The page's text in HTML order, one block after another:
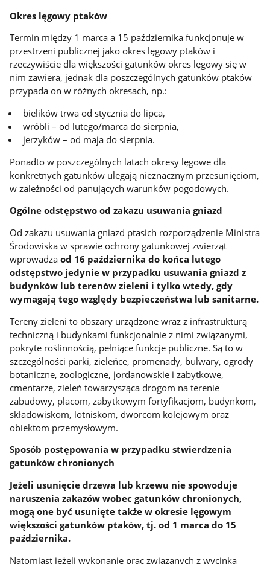
Okres lęgowy ptaków
Termin między 1 marca a 15 października funkcjonuje w
przestrzeni publicznej jako okres lęgowy ptaków i
rzeczywiście dla większości gatunków okres lęgowy się w
nim zawiera, jednak dla poszczególnych gatunków ptaków
przypada on w różnych okresach, np.:
bielików trwa od stycznia do lipca,
wróbli – od lutego/marca do sierpnia,
jerzyków – od maja do sierpnia.
Ponadto w poszczególnych latach okresy lęgowe dla
konkretnych gatunków ulegają nieznacznym przesunięciom,
w zależności od panujących warunków pogodowych.
Ogólne odstępstwo od zakazu usuwania gniazd
Od zakazu usuwania gniazd ptasich rozporządzenie Ministra
Środowiska w sprawie ochrony gatunkowej zwierząt
wprowadzaod 16 października do końca lutego
odstępstwo jedynie w przypadku usuwania gniazd z
budynków lub terenów zieleni i tylko wtedy, gdy
wymagają tego względy bezpieczeństwa lub sanitarne.
Tereny zieleni to obszary urządzone wraz z infrastrukturą
techniczną i budynkami funkcjonalnie z nimi związanymi,
pokryte roślinnością, pełniące funkcje publiczne. Są to w
szczególności parki, zieleńce, promenady, bulwary, ogrody
botaniczne, zoologiczne, jordanowskie i zabytkowe,
cmentarze, zieleń towarzysząca drogom na terenie
zabudowy, placom, zabytkowym fortyfikacjom, budynkom,
składowiskom, lotniskom, dworcom kolejowym oraz
obiektom przemysłowym.
Sposób postępowania w przypadku stwierdzenia
gatunków chronionych
Jeżeli usunięcie drzewa lub krzewu nie spowoduje
naruszenia zakazów wobec gatunków chronionych,
mogą one być usunięte także w okresie lęgowym
większości gatunków ptaków, tj. od 1 marca do 15
października.
Natomiast jeżeli wykonanie prac związanych z wycinką